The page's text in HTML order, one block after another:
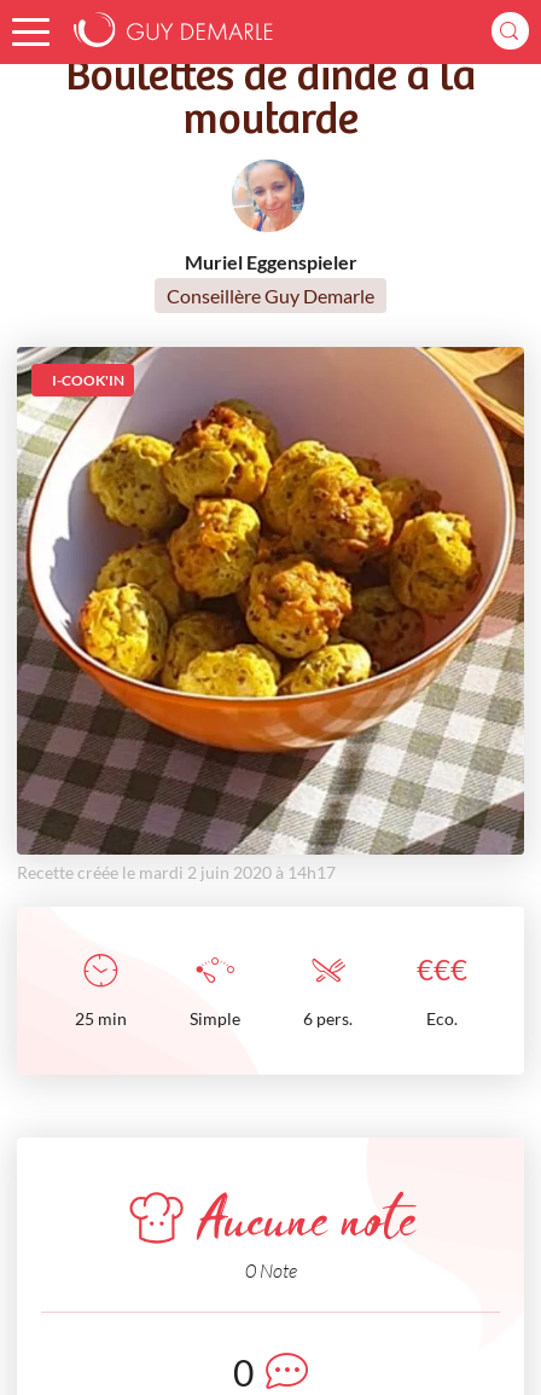
Accueil Recettes Boulettes de dinde à la moutarde
Boulettes de dinde à la
moutarde
Muriel Eggenspieler
Conseillère Guy Demarle
I-COOK'IN
Recette créée le mardi 2 juin 2020 à 14h17
€€€
25 min Simple 6 pers. Eco.
Aucune note
0 Note
0